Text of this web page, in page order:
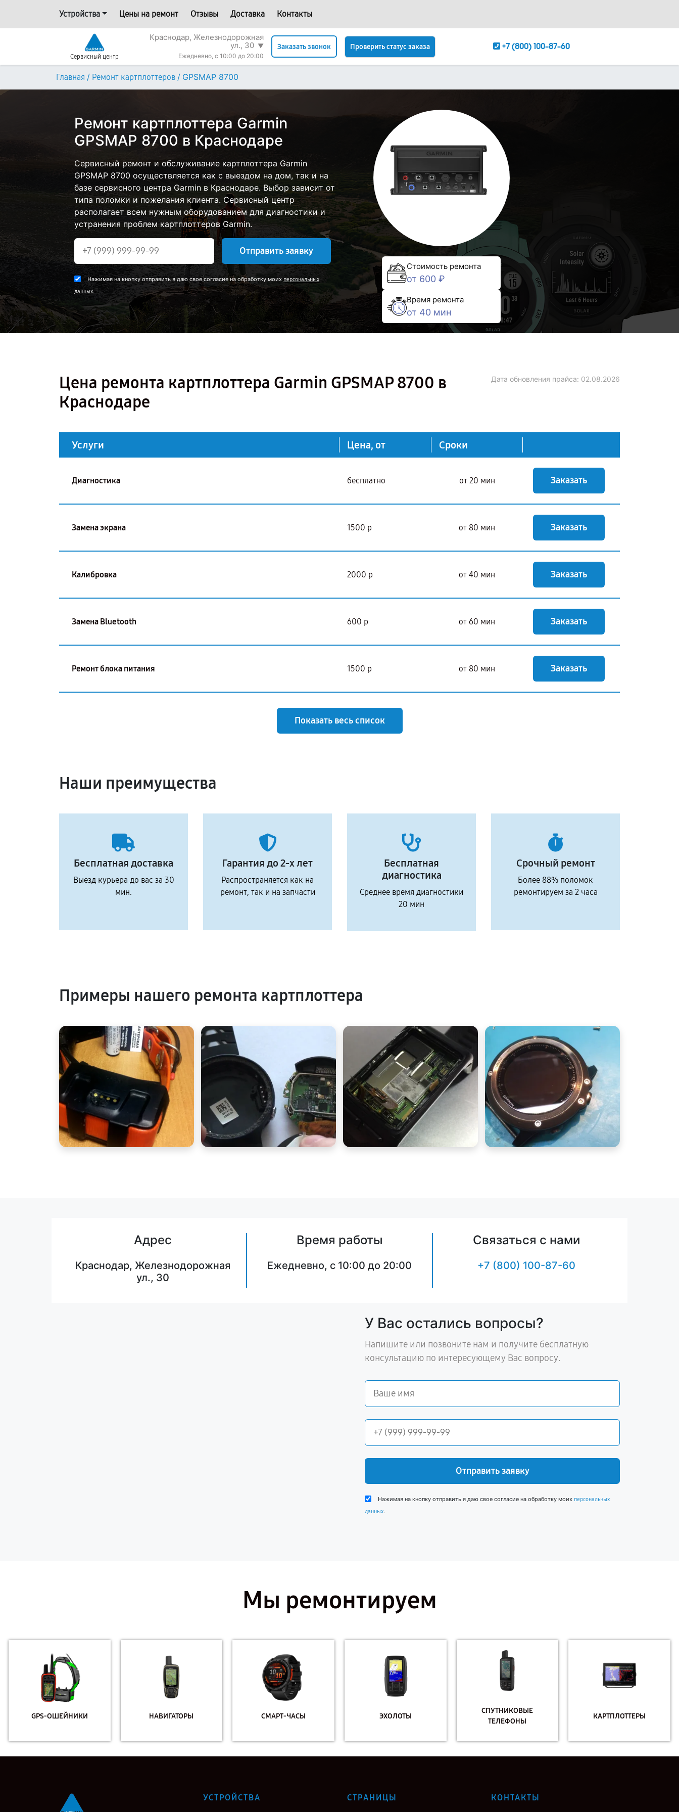
Устройства Цены на ремонт Отзывы Доставка Контакты
Сервисный центр
Краснодар, Железнодорожная
ул., 30 ▼
Ежедневно, с 10:00 до 20:00
Заказать звонок Проверить статус заказа +7 (800) 100-87-60
Главная / Ремонт картплоттеров / GPSMAP 8700
Ремонт картплоттера Garmin
GPSMAP 8700 в Краснодаре
Сервисный ремонт и обслуживание картплоттера Garmin
GPSMAP 8700 осуществляется как с выездом на дом, так и на
базе сервисного центра Garmin в Краснодаре. Выбор зависит от
типа поломки и пожелания клиента. Сервисный центр
располагает всем нужным оборудованием для диагностики и
устранения проблем картплоттеров Garmin.
Отправить заявку
Нажимая на кнопку отправить я даю свое согласие на обработку моих персональных
данных.
Стоимость ремонта
от 600 ₽
Время ремонта
от 40 мин
Цена ремонта картплоттера Garmin GPSMAP 8700 в
Краснодаре
Дата обновления прайса: 02.08.2026
Услуги Цена, от Сроки
Диагностика бесплатно от 20 мин Заказать
Замена экрана 1500 р от 80 мин Заказать
Калибровка 2000 р от 40 мин Заказать
Замена Bluetooth 600 р от 60 мин Заказать
Ремонт блока питания 1500 р от 80 мин Заказать
Показать весь список
Наши преимущества
Бесплатная доставка
Выезд курьера до вас за 30
мин.
Гарантия до 2-х лет
Распространяется как на
ремонт, так и на запчасти
Бесплатная
диагностика
Среднее время диагностики
20 мин
Срочный ремонт
Более 88% поломок
ремонтируем за 2 часа
Примеры нашего ремонта картплоттера
Адрес
Краснодар, Железнодорожная
ул., 30
Время работы
Ежедневно, с 10:00 до 20:00
Связаться с нами
+7 (800) 100-87-60
У Вас остались вопросы?
Напишите или позвоните нам и получите бесплатную
консультацию по интересующему Вас вопросу.
Отправить заявку
Нажимая на кнопку отправить я даю свое согласие на обработку моих персональных
данных.
Мы ремонтируем
GPS-ОШЕЙНИКИ НАВИГАТОРЫ СМАРТ-ЧАСЫ ЭХОЛОТЫ
СПУТНИКОВЫЕ
ТЕЛЕФОНЫ
КАРТПЛОТТЕРЫ
УСТРОЙСТВА СТРАНИЦЫ КОНТАКТЫ